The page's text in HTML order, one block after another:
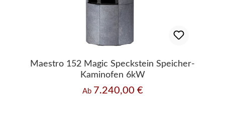
Maestro 152 Magic Speckstein Speicher-
Kaminofen 6kW
Regulärer Preis:
Ab 7.240,00 €